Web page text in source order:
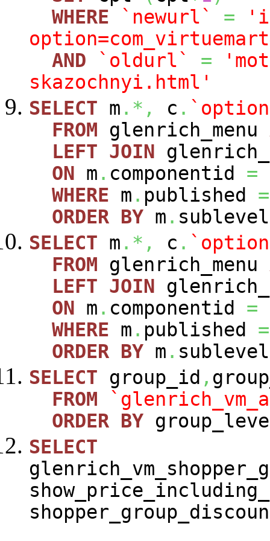
WHERE
`newurl` =
AND
`oldurl` =
skazochnyi.html'
SELECT m .*, c .
FROM glenrich_menu
LEFT JOIN
ON m . componentid =
WHERE m . published =
ORDER BY m . sublevel
SELECT m .*, c .
FROM glenrich_menu
LEFT JOIN
ON m . componentid =
WHERE m . published =
ORDER BY m . sublevel
SELECT group_id ,
FROM
ORDER BY
SELECT